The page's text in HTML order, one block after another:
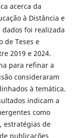
acerca da
à Distância e
foi realizada
de Teses e
2019 e 2024.
para refinar a
consideraram
à temática.
indicam a
como
estratégias de
publicações